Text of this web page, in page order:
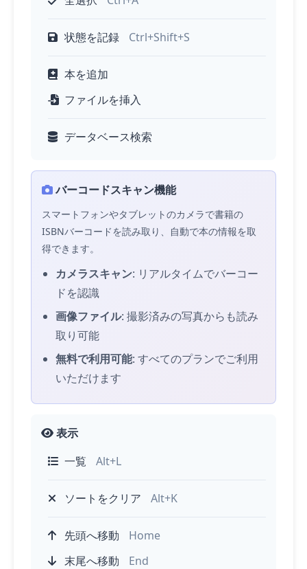
状態を記録 Ctrl+Shift+S
本を追加
ファイルを挿入
データベース検索
バーコードスキャン機能
スマートフォンやタブレットのカメラで書籍の
ISBNバーコードを読み取り、自動で本の情報を取
得できます。
カメラスキャン: リアルタイムでバーコー
ドを認識
画像ファイル: 撮影済みの写真からも読み
取り可能
無料で利用可能: すべてのプランでご利用
いただけます
表示
一覧
Alt+L
ソートをクリア Alt+K
先頭へ移動
Home
末尾へ移動
End